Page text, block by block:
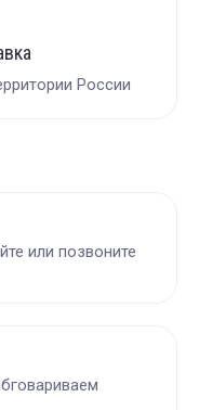
России
или позвоните